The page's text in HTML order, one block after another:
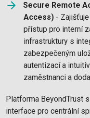
Secure Remote
Access) -
přístup pro interní
infrastruktury s
zabezpečeným
autentizací a
zaměstnanci a
Platforma BeyondTrust
interface pro centrální